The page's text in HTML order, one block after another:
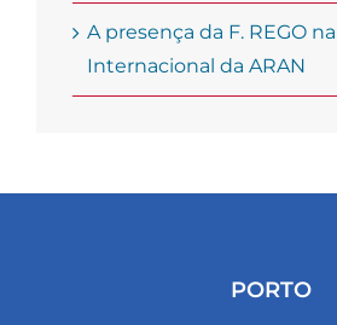
A presença da F. REGO
Internacional da ARAN
PORTO